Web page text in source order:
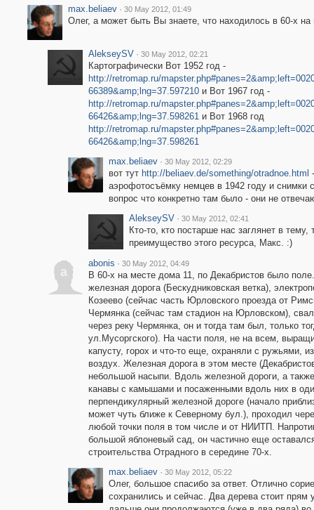
max.beliaev · 30 May 2012, 01:49
Олег, а может быть Вы знаете, что находилось в 60-х
AlekseySV · 30 May 2012, 02:21
Картографически Вот 1952 год -
http://retromap.ru/
66389&amp;lng=37.597210и Вот 1967 год -
http://retromap.ru/
66426&amp;lng=37.598261и Вот 1968 год
http://retromap.ru/
66426&amp;lng=37.598261
max.beliaev · 30 May 2012, 02:29
вот тут http://beliaev.de/something/otradnoe.html
аэрофотосъёмку немцев в 1942 году и снимки
вопрос что конкретно там было - они не
AlekseySV · 30 May 2012, 02:41
Кто-то, кто постарше нас заглянет в
преимущество этого ресурса, Макс. :)
a
abonis · 30 May 2012, 04:49
В 60-х на месте дома 11, по Декабристов было
железная дорога (Бескудниковская ветка),
Козеево (сейчас часть Юрловского проезда от
Чермянка (сейчас там стадион на Юрловском),
через реку Чермянка, он и тогда там был, только
ул.Мусоргского). На части поля, не на всем,
капусту, горох и что-то еще, охраняли с ружьями,
воздух. Железная дорога в этом месте
небольшой насыпи. Вдоль железной дороги, а
канавы с камышами и посаженными вдоль них в
перпендикулярный железной дороге (начало
может чуть ближе к Северному бул.), проходил
любой точки поля в том числе и от НИИТП.
большой яблоневый сад, он частично еще
строительства Отрадного в середине 70-х.
max.beliaev · 30 May 2012, 05:22
Олег, большое спасибо за ответ. Отлично
сохранились и сейчас. Два дерева стоит прям